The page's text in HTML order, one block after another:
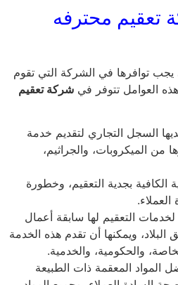
تعقيم محترفه
يجب توافرها في الشركة التي تقوم
العوامل تتوفر في شركة تعقيم
السجل التجاري لتقديم خدمة
من الميكروبات، والجراثيم،
الكافية بجدية التعقيم، وخطورة
التعقيم لها سابقة أعمال
ويمكنها أن تقدم هذه الخدمة
والحكومية، والخدمية.
المواد المعقمة ذات الطبيعة